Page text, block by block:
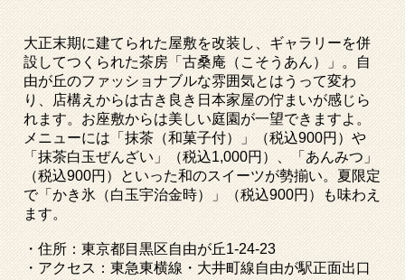
大正末期に建てられた屋敷を改装し、ギャラリーを併
設してつくられた茶房「古桑庵（こそうあん）」。自
由が丘のファッショナブルな雰囲気とはうって変わ
り、店構えからは古き良き日本家屋の佇まいが感じら
れます。お座敷からは美しい庭園が一望できますよ。
メニューには「抹茶（和菓子付）」（税込900円）や
「抹茶白玉ぜんざい」（税込1,000円）、「あんみつ」
（税込900円）といった和のスイーツが勢揃い。夏限定
で「かき氷（白玉宇治金時）」（税込900円）も味わえ
ます。
・住所：東京都目黒区自由が丘1-24-23
・アクセス：東急東横線・大井町線自由が駅正面出口